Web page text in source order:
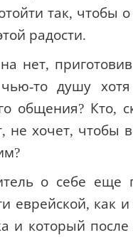
так, чтобы
радости.
нет,
то душу
общения? Кто,
не хочет, чтобы
о себе еще
еврейской, как
и который